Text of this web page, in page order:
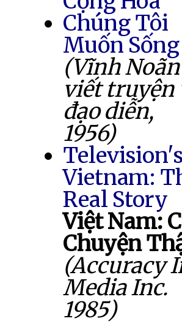
Chúng Tôi
Muốn Sống
(Vĩnh Noãn
viết truyện
đạo diễn,
1956)
Television's
Vietnam:
Real Story
Việt Nam:
Chuyện
(Accuracy
Media Inc.
1985)